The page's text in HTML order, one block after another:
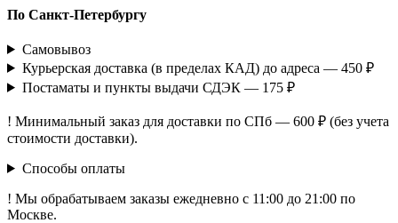
По Санкт-Петербургу
Самовывоз
Курьерская доставка (в пределах КАД) до адреса — 450 ₽
Постаматы и пункты выдачи СДЭК — 175 ₽
! Минимальный заказ для доставки по СПб — 600 ₽ (без учета
стоимости доставки).
Способы оплаты
! Мы обрабатываем заказы ежедневно с 11:00 до 21:00 по
Москве.